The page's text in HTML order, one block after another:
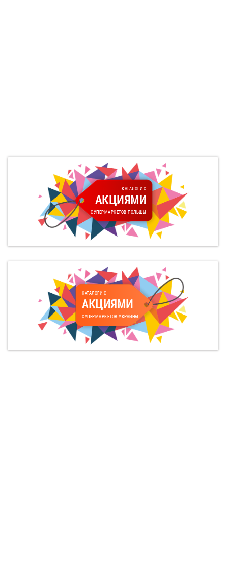
КАТАЛОГИ С
АКЦИЯМИ
СУПЕРМАРКЕТОВ ПОЛЬШЫ
КАТАЛОГИ С
АКЦИЯМИ
СУПЕРМАРКЕТОВ УКРАИНЫ